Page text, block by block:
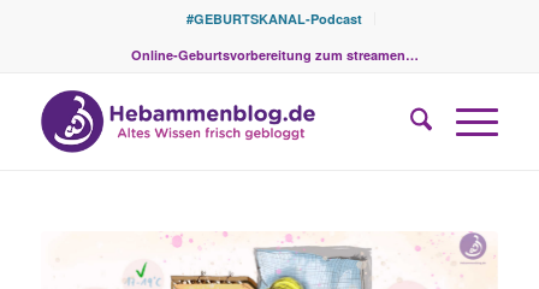
#GEBURTSKANAL-Podcast
Online-Geburtsvorbereitung zum streamen…